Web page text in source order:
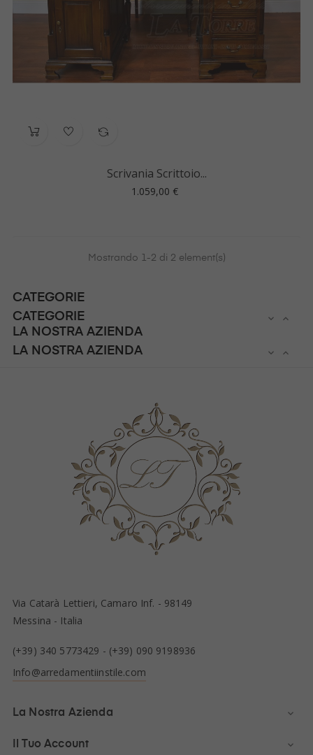
Scrivania Scrittoio...
Prezzo
1.059,00 €
Mostrando 1-2 di 2 element(s)
CATEGORIE
CATEGORIE
 
LA NOSTRA AZIENDA
LA NOSTRA AZIENDA
 
Via Catarà Lettieri, Camaro Inf. - 98149
Messina - Italia
(+39) 340 5773429 - (+39) 090 9198936
Info@arredamentiinstile.com
La Nostra Azienda 
Il Tuo Account 